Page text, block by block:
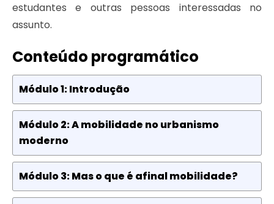
estudantes e outras pessoas interessadas no
assunto.
Conteúdo programático
Módulo 1: Introdução
Módulo 2: A mobilidade no urbanismo
moderno
Módulo 3: Mas o que é afinal mobilidade?